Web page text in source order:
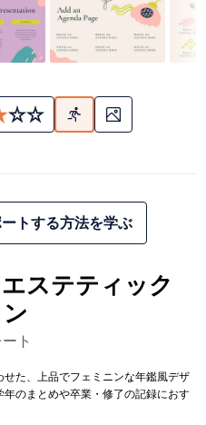
トする方法を学ぶ
ステティック
ト
た、上品でフェミニンな年鑑風デザ
のまとめや卒業・修了の記録におす